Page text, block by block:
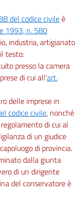
del codice civileè
1993, n. 580
industria, artigianato
testo:
presso la camera
di cui all'art.
delle imprese in
codice civile, nonché
di cui al
di un giudice
di provincia.
dalla giunta
di un dirigente
del conservatore è